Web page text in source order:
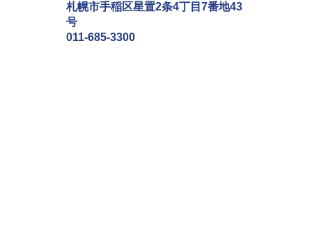
札幌市手稲区星置2条4丁目7番地43
号
011-685-3300